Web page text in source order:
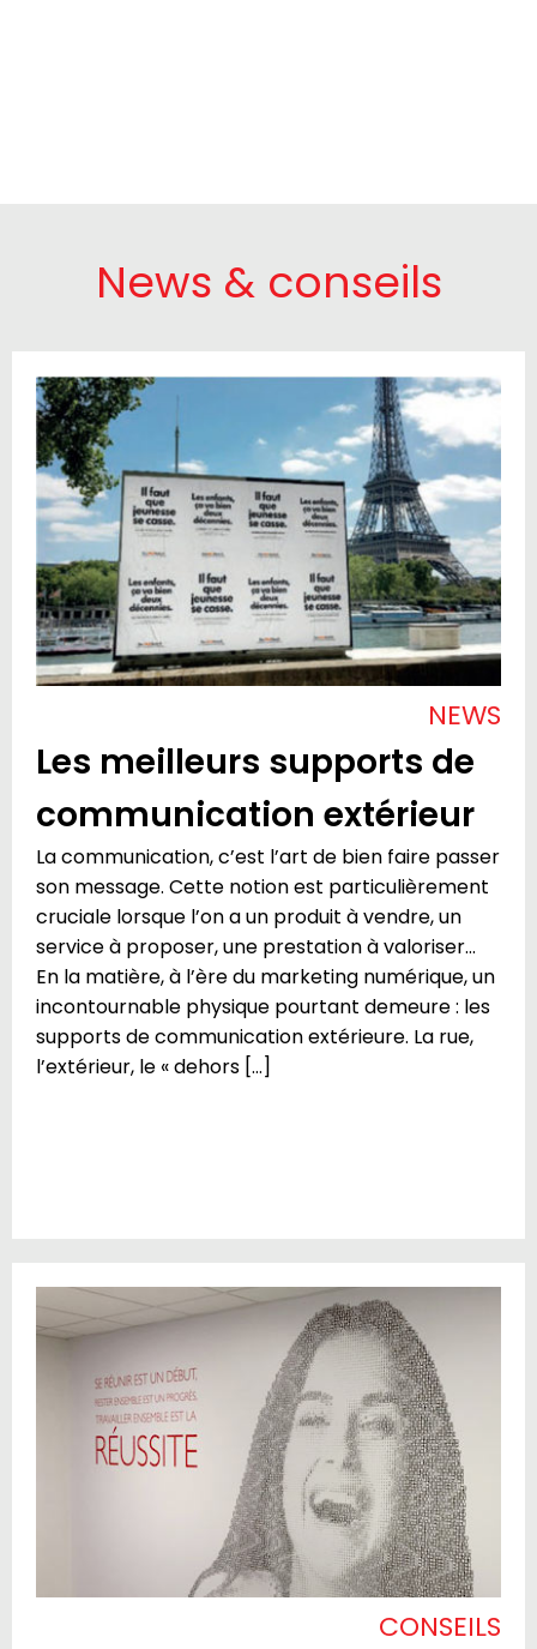
News & conseils
NEWS
Les meilleurs supports de
communication extérieur
La communication, c’est l’art de bien faire passer
son message. Cette notion est particulièrement
cruciale lorsque l’on a un produit à vendre, un
service à proposer, une prestation à valoriser…
En la matière, à l’ère du marketing numérique, un
incontournable physique pourtant demeure : les
supports de communication extérieure. La rue,
l’extérieur, le « dehors […]
CONSEILS